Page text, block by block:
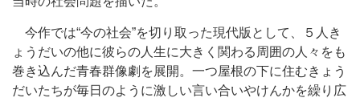
今作では“今の社会”を切り取った現代版として、５人き
ょうだいの他に彼らの人生に大きく関わる周囲の人々をも
巻き込んだ青春群像劇を展開。一つ屋根の下に住むきょう
だいたちが毎日のように激しい言い合いやけんかを繰り広